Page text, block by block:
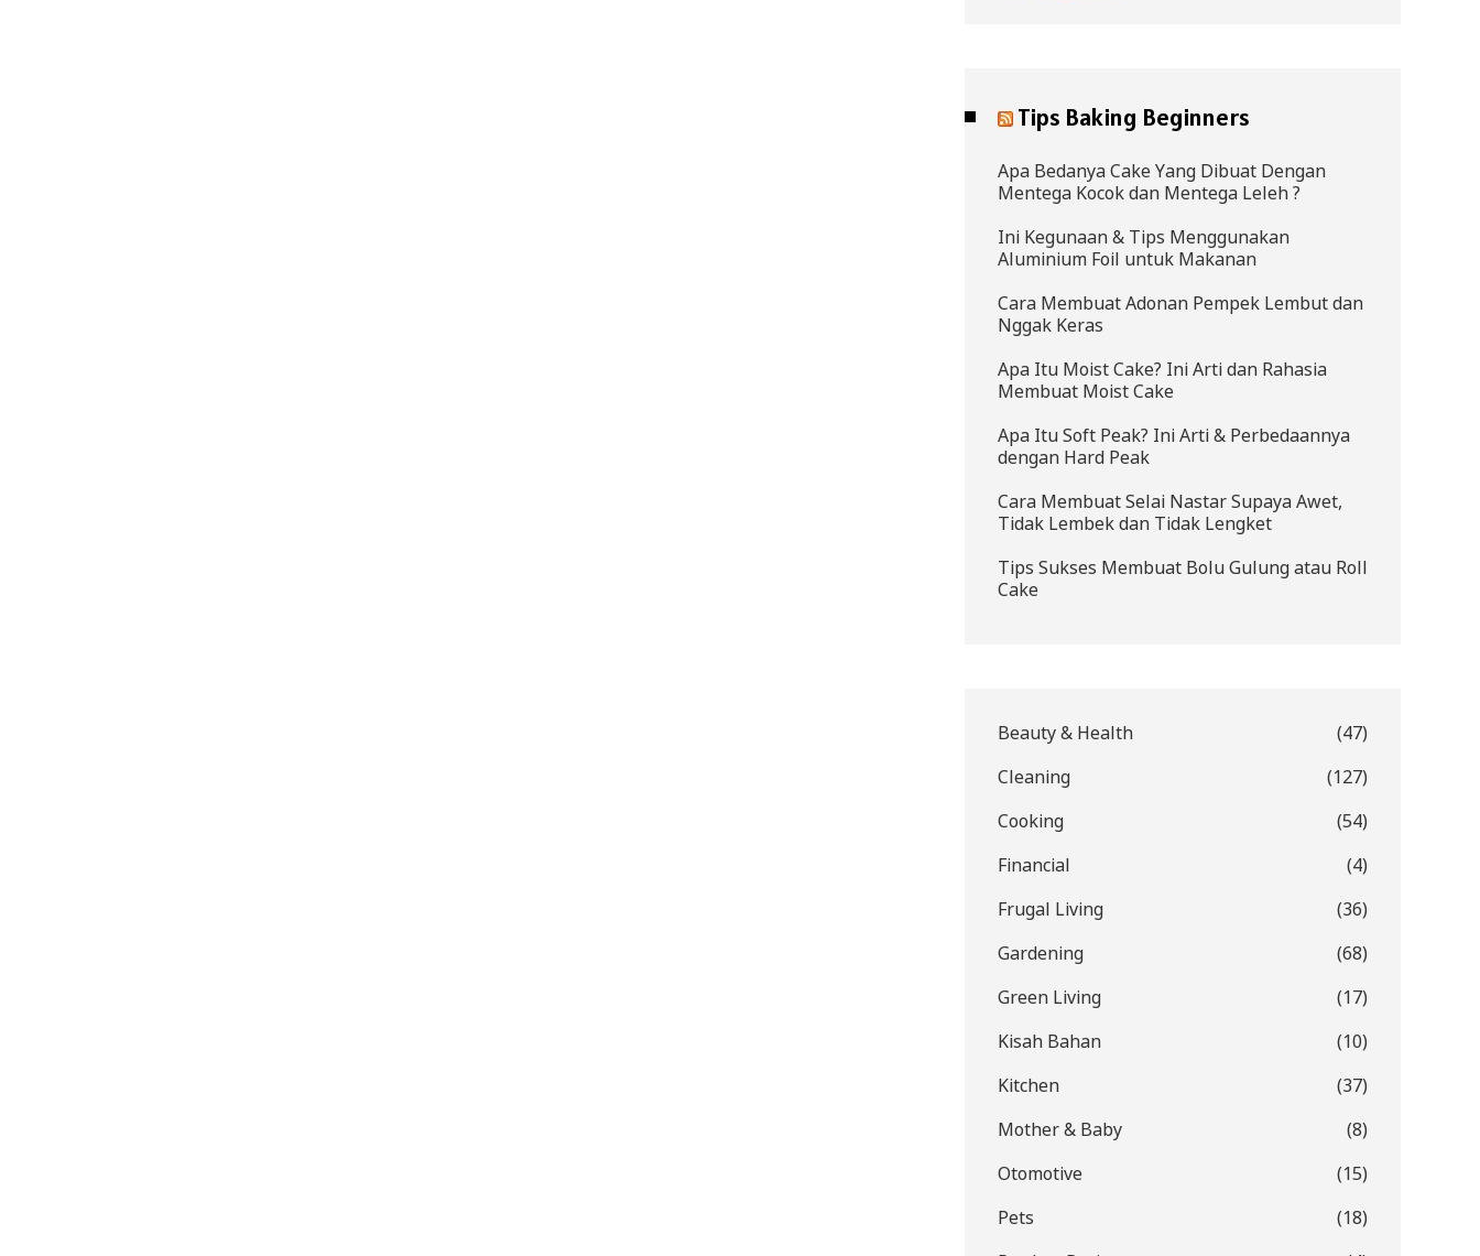
Tips Baking Beginners
Apa Bedanya Cake Yang Dibuat Dengan
Mentega Kocok dan Mentega Leleh ?
Ini Kegunaan & Tips Menggunakan
Aluminium Foil untuk Makanan
Cara Membuat Adonan Pempek Lembut dan
Nggak Keras
Apa Itu Moist Cake? Ini Arti dan Rahasia
Membuat Moist Cake
Apa Itu Soft Peak? Ini Arti & Perbedaannya
dengan Hard Peak
Cara Membuat Selai Nastar Supaya Awet,
Tidak Lembek dan Tidak Lengket
Tips Sukses Membuat Bolu Gulung atau Roll
Cake
Beauty & Health
(47)
Cleaning
(127)
Cooking
(54)
Financial
(4)
Frugal Living
(36)
Gardening
(68)
Green Living
(17)
Kisah Bahan
(10)
Kitchen
(37)
Mother & Baby
(8)
Otomotive
(15)
Pets
(18)